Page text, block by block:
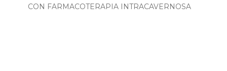
CON FARMACOTERAPIA INTRACAVERNOSA